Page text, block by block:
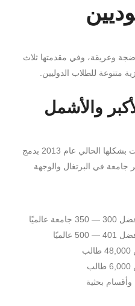
وعريقة، وفي مقدمتها ثلاث
متنوعة للطلاب الدوليين.
والأشمل
Universidade de Lisboa تأسست بشكلها الحالي عام 2013 بدمج
جامعة في البرتغال والوجهة
عالميًا
عالميًا